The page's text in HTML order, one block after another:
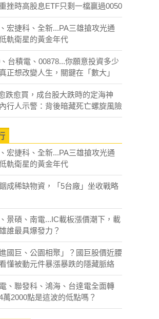
挫時高股息ETF只剩一檔贏過0050
宏捷科、全新...PA三雄搶攻光通
軌衛星的黃金年代
台積電、00878...你願意投資多少
正想改變人生，關鍵在「數大」
跌愈買，成台股大跌時的定海神
行人示警：背後暗藏死亡螺旋風險
宏捷科、全新...PA三雄搶攻光通
軌衛星的黃金年代
成稀缺物資，「5台廠」坐收戰略
景碩、南電...IC載板漲價潮下，載
誰最具爆發力？
進國巨、公園相聚」？國巨股價近腰
懂被動元件暴漲暴跌的隱藏脈絡
、聯發科、鴻海、台達電全面轉
萬2000點是這波的低點嗎？